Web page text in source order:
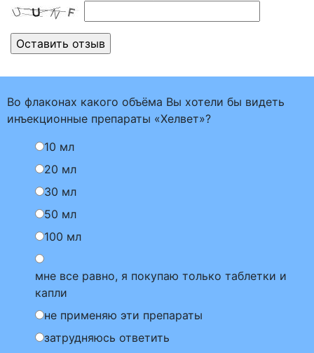
Во флаконах какого объёма Вы хотели бы видеть
инъекционные препараты «Хелвет»?
10 мл
20 мл
30 мл
50 мл
100 мл
мне все равно, я покупаю только таблетки и
капли
не применяю эти препараты
затрудняюсь ответить